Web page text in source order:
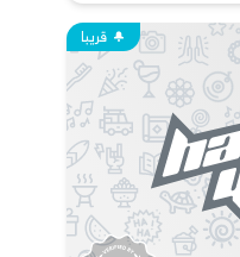
قريبا